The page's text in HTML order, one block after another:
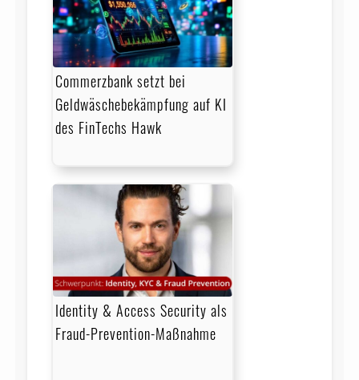
Commerzbank setzt bei
Geldwäschebekämpfung auf KI
des FinTechs Hawk
Identity & Access Security als
Fraud-Prevention-Maßnahme